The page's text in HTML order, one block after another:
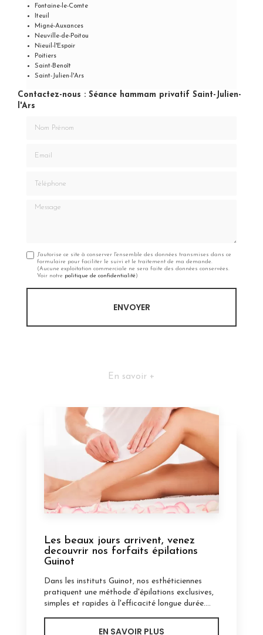
Fontaine-le-Comte
Iteuil
Migné-Auxances
Neuville-de-Poitou
Nieuil-l'Espoir
Poitiers
Saint-Benoît
Saint-Julien-l'Ars
Contactez-nous : Séance hammam privatif Saint-Julien-
l'Ars
Message
J'autorise ce site à conserver l'ensemble des données transmises dans ce
formulaire pour faciliter le suivi et le traitement de ma demande.
(Aucune exploitation commerciale ne sera faite des données conservées.
Voir notre politique de confidentialité)
En savoir +
Les beaux jours arrivent, venez
decouvrir nos forfaits épilations
Guinot
Dans les instituts Guinot, nos esthéticiennes
pratiquent une méthode d'épilations exclusives,
simples et rapides à l'efficacité longue durée....
EN SAVOIR PLUS